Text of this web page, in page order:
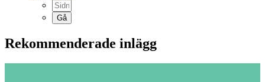
Rekommenderade inlägg